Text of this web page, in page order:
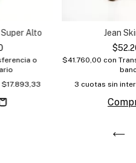
Alto
o
$17.893,33
Jean
$41.760,00 con
3 cuotas sin